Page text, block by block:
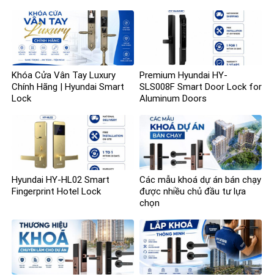
Khóa Cửa Vân Tay Luxury
Chính Hãng | Hyundai Smart
Lock
Premium Hyundai HY-
SLS008F Smart Door Lock for
Aluminum Doors
Hyundai HY-HL02 Smart
Fingerprint Hotel Lock
Các mẫu khoá dự án bán chạy
được nhiều chủ đầu tư lựa
chọn